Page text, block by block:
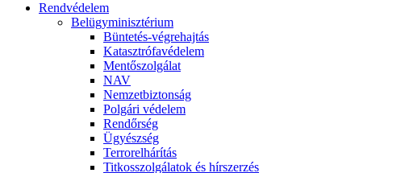
Rendvédelem
Belügyminisztérium
Büntetés-végrehajtás
Katasztrófavédelem
Mentőszolgálat
NAV
Nemzetbiztonság
Polgári védelem
Rendőrség
Ügyészség
Terrorelhárítás
Titkosszolgálatok és hírszerzés